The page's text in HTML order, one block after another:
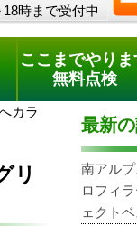
18時まで受付中
ここまでやりま
無料点検
カラ
リ
最新
南アル
ロフィ
ェクト